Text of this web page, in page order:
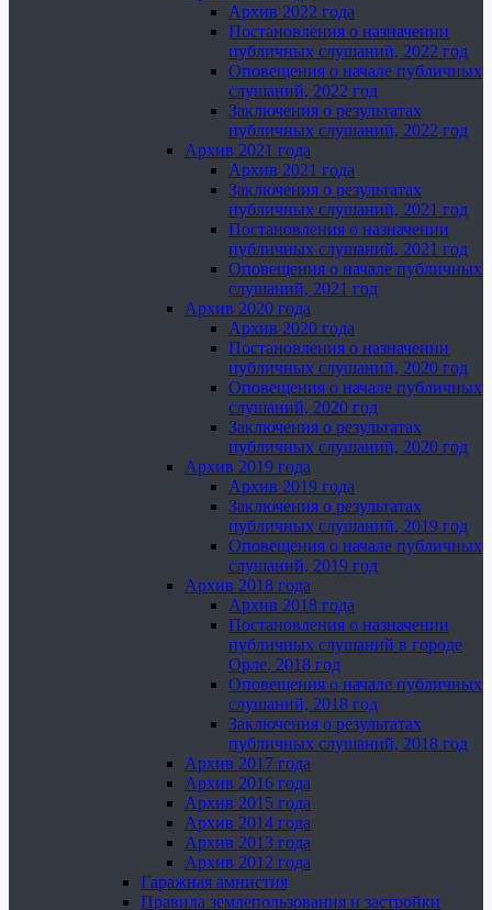
Архив 2022 года
Постановления о назначении
публичных слушаний, 2022 год
Оповещения о начале публичных
слушаний, 2022 год
Заключения о результатах
публичных слушаний, 2022 год
Архив 2021 года
Архив 2021 года
Заключения о результатах
публичных слушаний, 2021 год
Постановления о назначении
публичных слушаний, 2021 год
Оповещения о начале публичных
слушаний, 2021 год
Архив 2020 года
Архив 2020 года
Постановления о назначении
публичных слушаний, 2020 год
Оповещения о начале публичных
слушаний, 2020 год
Заключения о результатах
публичных слушаний, 2020 год
Архив 2019 года
Архив 2019 года
Заключения о результатах
публичных слушаний, 2019 год
Оповещения о начале публичных
слушаний, 2019 год
Архив 2018 года
Архив 2018 года
Постановления о назначении
публичных слушаний в городе
Орле, 2018 год
Оповещения о начале публичных
слушаний, 2018 год
Заключения о результатах
публичных слушаний, 2018 год
Архив 2017 года
Архив 2016 года
Архив 2015 года
Архив 2014 года
Архив 2013 года
Архив 2012 года
Гаражная амнистия
Правила землепользования и застройки